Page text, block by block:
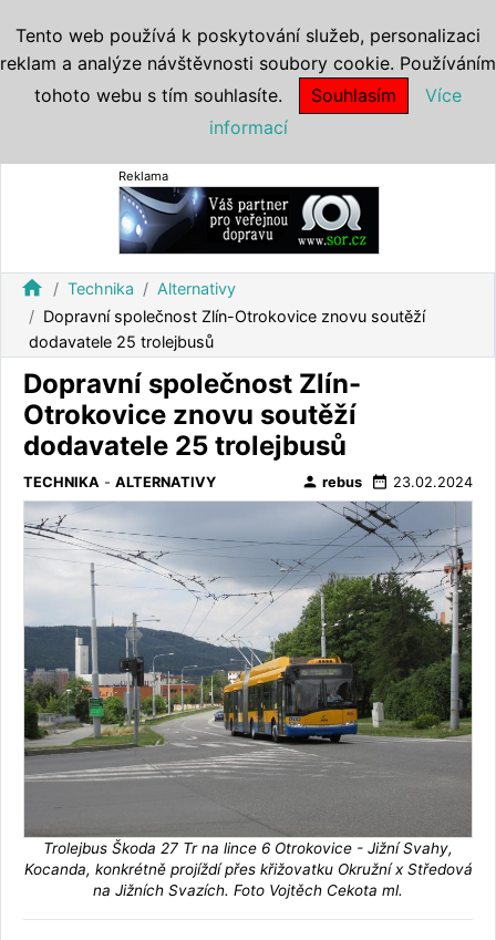
Reklama
home Technika
Alternativy
Dopravní společnost Zlín-Otrokovice znovu soutěží
dodavatele 25 trolejbusů
Dopravní společnost Zlín-
Otrokovice znovu soutěží
dodavatele 25 trolejbusů
TECHNIKA - ALTERNATIVY person rebus date_range 23.02.2024
Trolejbus Škoda 27 Tr na lince 6 Otrokovice - Jižní Svahy,
Kocanda, konkrétně projíždí přes křižovatku Okružní x Středová
na Jižních Svazích. Foto Vojtěch Cekota ml.
Tento web používá k poskytování služeb, personalizaci
reklam a analýze návštěvnosti soubory cookie. Používáním
tohoto webu s tím souhlasíte.
Souhlasím
Více
informací